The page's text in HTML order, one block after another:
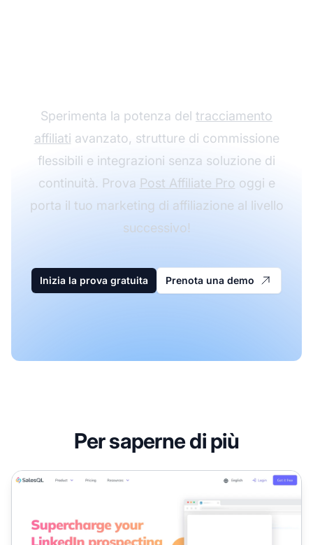
Sperimenta la potenza del tracciamento
affiliati avanzato, strutture di commissione
flessibili e integrazioni senza soluzione di
continuità. Prova Post Affiliate Pro oggi e
porta il tuo marketing di affiliazione al livello
successivo!
Inizia la prova gratuita Prenota una demo
Per saperne di più
Programma di Affiliazione SalesQL